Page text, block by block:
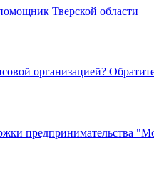
Тверской области
организацией?
предпринимательства